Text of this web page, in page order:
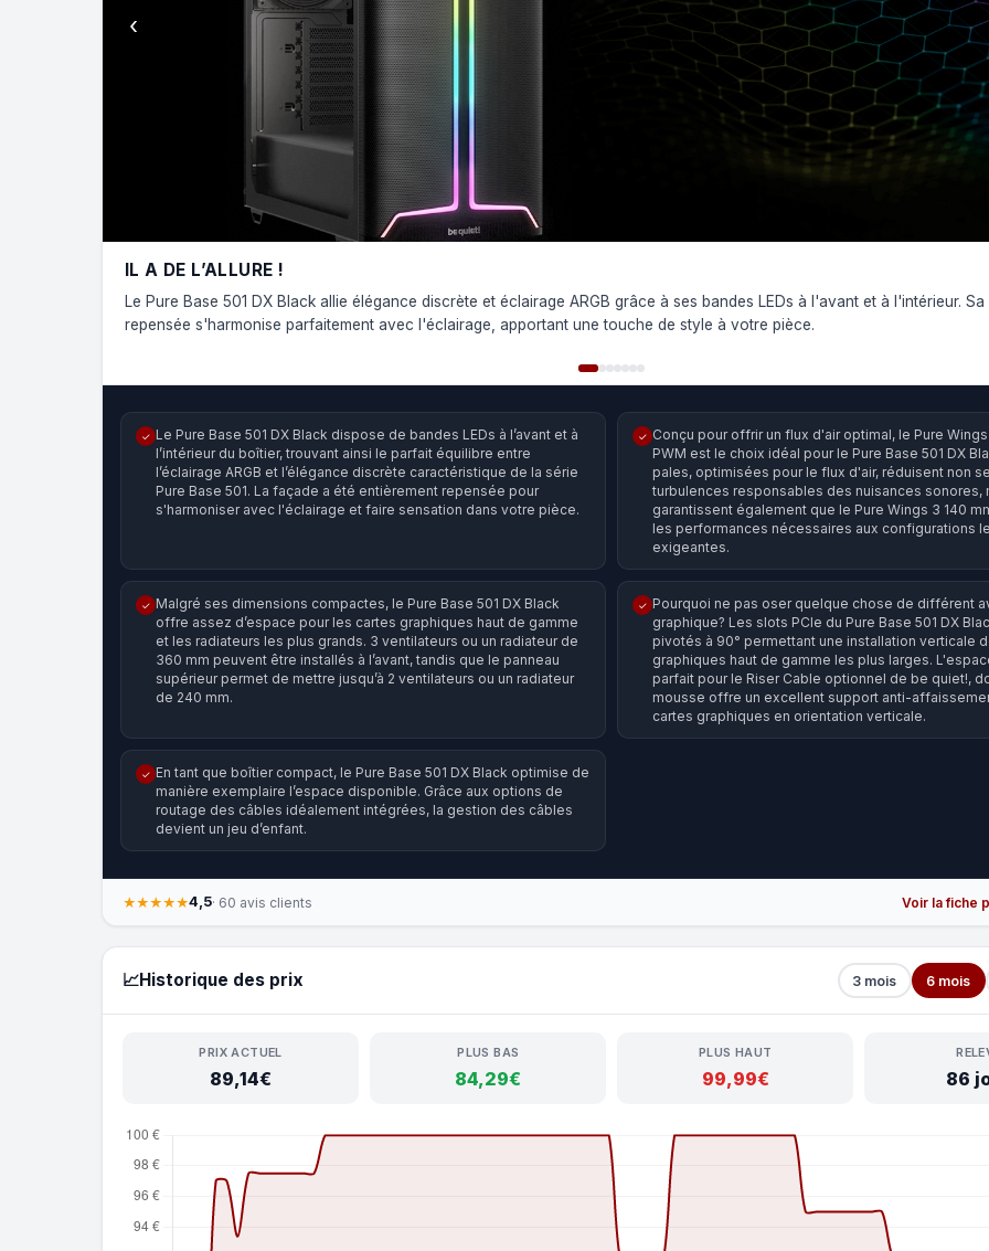
IL A DE L’ALLURE !
Le Pure Base 501 DX Black allie élégance discrète et éclairage ARGB grâce à ses bandes LEDs à l'avant et à l'intérieur.
repensée s'harmonise parfaitement avec l'éclairage, apportant une touche de style à votre pièce.
‹
✓ Le Pure Base 501 DX Black dispose de bandes LEDs à l’avant et à
l’intérieur du boîtier, trouvant ainsi le parfait équilibre entre
l’éclairage ARGB et l’élégance discrète caractéristique de la série
Pure Base 501. La façade a été entièrement repensée pour
s'harmoniser avec l'éclairage et faire sensation dans votre pièce.
✓ Conçu pour offrir un flux d'air optimal, le Pure
PWM est le choix idéal pour le Pure Base 501 DX
pales, optimisées pour le flux d'air, réduisent non
turbulences responsables des nuisances sonores,
garantissent également que le Pure Wings 3 140
les performances nécessaires aux configurations
exigeantes.
✓ Malgré ses dimensions compactes, le Pure Base 501 DX Black
offre assez d’espace pour les cartes graphiques haut de gamme
et les radiateurs les plus grands. 3 ventilateurs ou un radiateur de
360 mm peuvent être installés à l’avant, tandis que le panneau
supérieur permet de mettre jusqu’à 2 ventilateurs ou un radiateur
de 240 mm.
✓ Pourquoi ne pas oser quelque chose de différent
graphique? Les slots PCIe du Pure Base 501 DX
pivotés à 90° permettant une installation verticale
graphiques haut de gamme les plus larges.
parfait pour le Riser Cable optionnel de be quiet!,
mousse offre un excellent support anti-
cartes graphiques en orientation verticale.
✓ En tant que boîtier compact, le Pure Base 501 DX Black optimise de
manière exemplaire l’espace disponible. Grâce aux options de
routage des câbles idéalement intégrées, la gestion des câbles
devient un jeu d’enfant.
★★★★★4,5· 60 avis clients Voir la fiche
📈Historique des prix 3 mois 6 mois
PRIX ACTUEL
89,14€
PLUS BAS
84,29€
PLUS HAUT
99,99€ 86